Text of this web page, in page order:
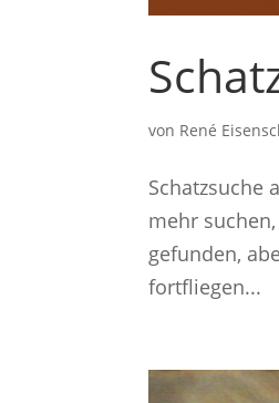
von René
Schatzsuche
mehr
gefunden,
fortfliegen...